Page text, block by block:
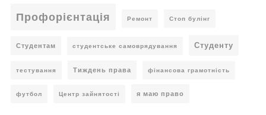
Профорієнтація Ремонт Стоп булінг
Студентам студентське самоврядування Студенту
тестування Тиждень права фінансова грамотність
футбол Центр зайнятості я маю право